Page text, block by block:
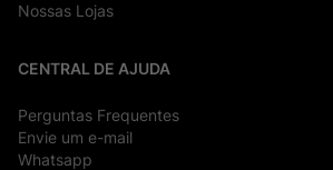
Nossas Lojas
CENTRAL DE AJUDA
Perguntas Frequentes
Envie um e-mail
Whatsapp